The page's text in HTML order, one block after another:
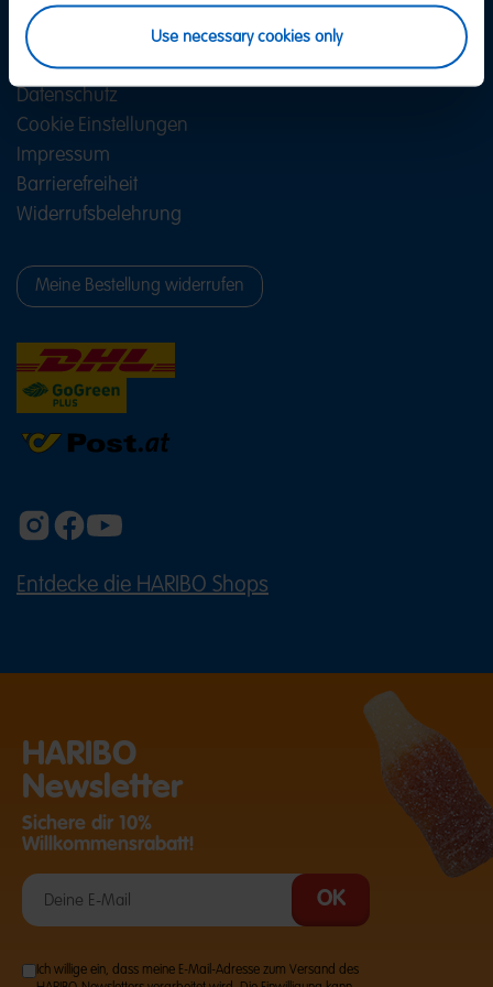
Use necessary cookies only
Versand & Zahlung
FAQ
AGB
Datenschutz
Cookie Einstellungen
Impressum
Barrierefreiheit
Widerrufsbelehrung
Meine Bestellung widerrufen
Entdecke die HARIBO Shops
HARIBO
Newsletter
Sichere dir 10%
Willkommensrabatt!
Ich willige ein, dass meine E-Mail-Adresse zum Versand des